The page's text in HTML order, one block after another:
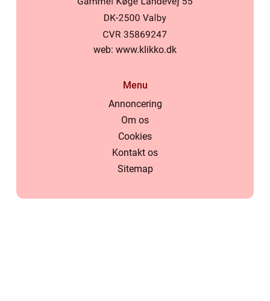
web: www.klikko.dk
Menu
Annoncering
Om os
Cookies
Kontakt os
Sitemap